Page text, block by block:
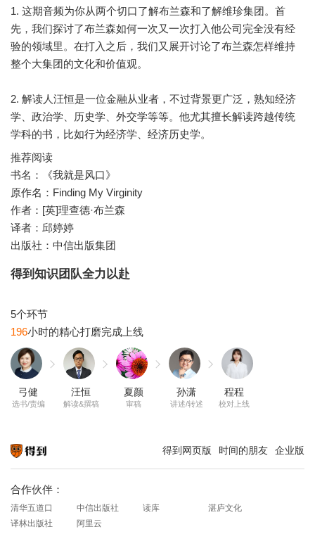
1. 这期音频为你从两个切口了解布兰森和了解维珍集团。首
先，我们探讨了布兰森如何一次又一次打入他公司完全没有经
验的领域里。在打入之后，我们又展开讨论了布兰森怎样维持
整个大集团的文化和价值观。
2. 解读人汪恒是一位金融从业者，不过背景更广泛，熟知经济
学、政治学、历史学、外交学等等。他尤其擅长解读跨越传统
推荐阅读
书名：《我就是风口》
原作名：Finding My Virginity
作者：[英]理查德·布兰森
译者：邱婷婷
得到知识团队全力以赴
196
弓健
选书/责编
汪恒
解读&撰稿
夏颜
审稿
孙潇
讲述/转述
程程
校对上线
得到网页版 时间的朋友 企业版
合作伙伴：
清华五道口 中信出版社 读库
湛庐文化
译林出版社
阿里云